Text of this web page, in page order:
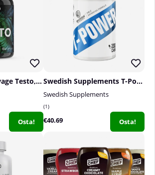
Elit Nutrition Savage Testo, 60 caps
Osta!
Swedish Supplements T-Power, 200 caps
Swedish Supplements
1
€40.69 Osta!